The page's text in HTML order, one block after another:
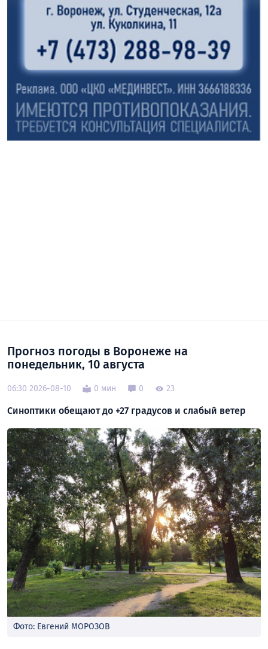
Прогноз погоды в Воронеже на
понедельник, 10 августа
06:30 2026-08-10 0 мин 0 23
Синоптики обещают до +27 градусов и слабый ветер
Фото: Евгений МОРОЗОВ